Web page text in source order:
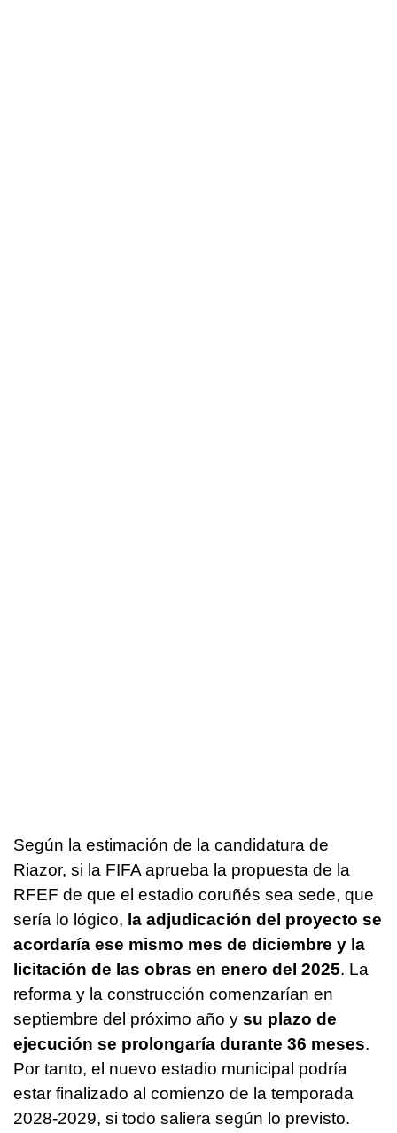
Según la estimación de la candidatura de
Riazor, si la FIFA aprueba la propuesta de la
RFEF de que el estadio coruñés sea sede, que
sería lo lógico, la adjudicación del proyecto se
acordaría ese mismo mes de diciembre y la
licitación de las obras en enero del 2025. La
reforma y la construcción comenzarían en
septiembre del próximo año y su plazo de
ejecución se prolongaría durante 36 meses.
Por tanto, el nuevo estadio municipal podría
estar finalizado al comienzo de la temporada
2028-2029, si todo saliera según lo previsto.